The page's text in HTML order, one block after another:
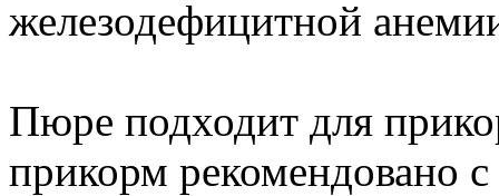
железодефицитной
Пюре подходит для
прикорм рекомендовано